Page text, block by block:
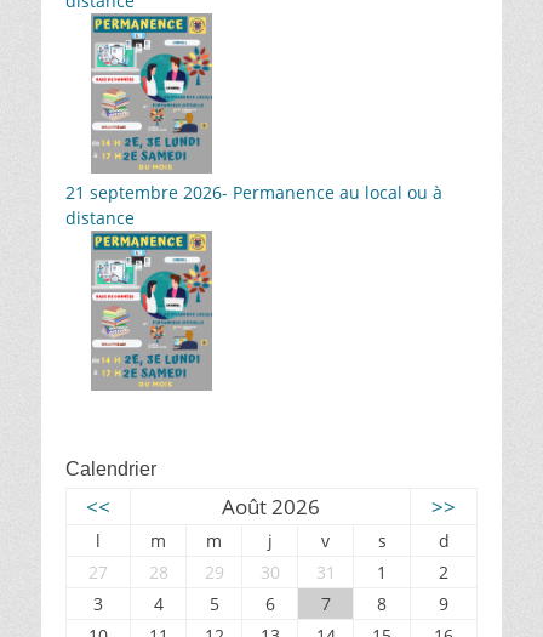
21 septembre 2026- Permanence au local ou à
distance
Calendrier
<< Août 2026 >>
l m m j v s
d
27
28 29 30 31 1
2
3
4 5 6 7 8
9